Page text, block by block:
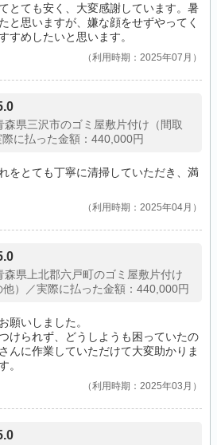
とても安く、大変感謝しています。暑
と思いますが、嫌な顔をせずやってく
すめしたいと思います。
利用時期：2025年07月
森県三沢市のゴミ屋敷片付け（間取
際に払った金額：440,000円
をとても丁寧に清掃していただき、満
利用時期：2025年04月
森県上北郡六戸町のゴミ屋敷片付け
他）／実際に払った金額：440,000円
願いしました。
けられず、どうしようも困っていたの
んに作業していただけて大変助かりま
。
利用時期：2025年03月